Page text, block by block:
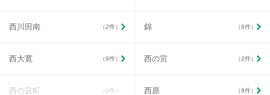
西川田南 （2件） 錦 （6件）
西大寛 （9件） 西の宮 （2件）
西の宮町 （0件） 西原 （8件）